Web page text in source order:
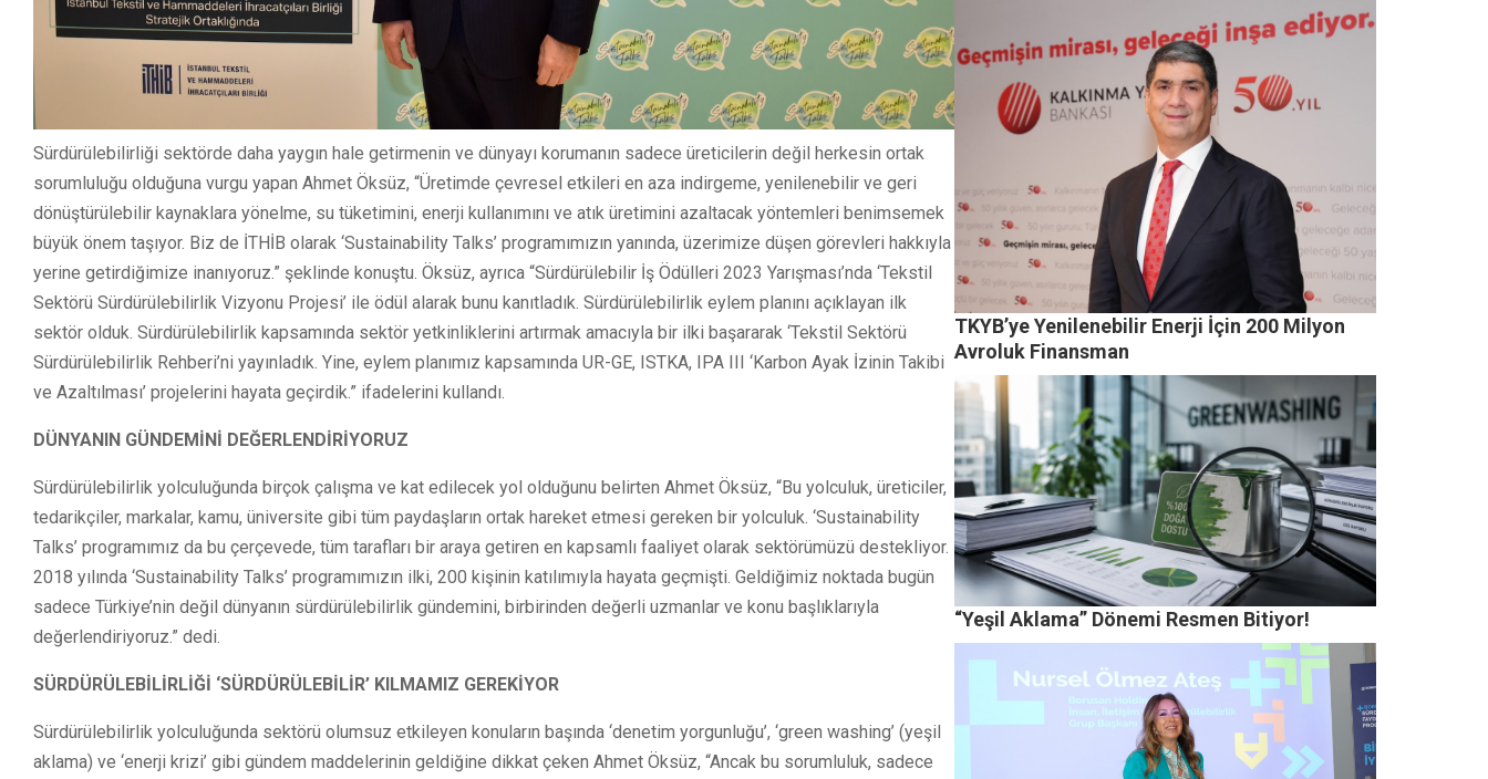
Sürdürülebilirliği sektörde daha yaygın hale getirmenin ve dünyayı korumanın sadece üreticilerin değil herkesin ortak
sorumluluğu olduğuna vurgu yapan Ahmet Öksüz, “Üretimde çevresel etkileri en aza indirgeme, yenilenebilir ve geri
dönüştürülebilir kaynaklara yönelme, su tüketimini, enerji kullanımını ve atık üretimini azaltacak yöntemleri benimsemek
büyük önem taşıyor. Biz de İTHİB olarak ‘Sustainability Talks’ programımızın yanında, üzerimize düşen görevleri hakkıyla
yerine getirdiğimize inanıyoruz.” şeklinde konuştu. Öksüz, ayrıca “Sürdürülebilir İş Ödülleri 2023 Yarışması’nda ‘Tekstil
Sektörü Sürdürülebilirlik Vizyonu Projesi’ ile ödül alarak bunu kanıtladık. Sürdürülebilirlik eylem planını açıklayan ilk
sektör olduk. Sürdürülebilirlik kapsamında sektör yetkinliklerini artırmak amacıyla bir ilki başararak ‘Tekstil Sektörü
Sürdürülebilirlik Rehberi’ni yayınladık. Yine, eylem planımız kapsamında UR-GE, ISTKA, IPA III ‘Karbon Ayak İzinin Takibi
ve Azaltılması’ projelerini hayata geçirdik.” ifadelerini kullandı.
DÜNYANIN GÜNDEMİNİ DEĞERLENDİRİYORUZ
Sürdürülebilirlik yolculuğunda birçok çalışma ve kat edilecek yol olduğunu belirten Ahmet Öksüz, “Bu yolculuk, üreticiler,
tedarikçiler, markalar, kamu, üniversite gibi tüm paydaşların ortak hareket etmesi gereken bir yolculuk. ‘Sustainability
Talks’ programımız da bu çerçevede, tüm tarafları bir araya getiren en kapsamlı faaliyet olarak sektörümüzü destekliyor.
2018 yılında ‘Sustainability Talks’ programımızın ilki, 200 kişinin katılımıyla hayata geçmişti. Geldiğimiz noktada bugün
sadece Türkiye’nin değil dünyanın sürdürülebilirlik gündemini, birbirinden değerli uzmanlar ve konu başlıklarıyla
değerlendiriyoruz.” dedi.
SÜRDÜRÜLEBİLİRLİĞİ ‘SÜRDÜRÜLEBİLİR’ KILMAMIZ GEREKİYOR
Sürdürülebilirlik yolculuğunda sektörü olumsuz etkileyen konuların başında ‘denetim yorgunluğu’, ‘green washing’ (yeşil
aklama) ve ‘enerji krizi’ gibi gündem maddelerinin geldiğine dikkat çeken Ahmet Öksüz, “Ancak bu sorumluluk, sadece
TKYB’ye Yenilenebilir Enerji İçin 200 Milyon
Avroluk Finansman
“Yeşil Aklama” Dönemi Resmen Bitiyor!